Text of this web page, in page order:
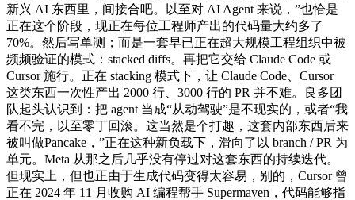
新兴 AI 东西里，间接合吧。以至对 AI Agent 来说，”也恰是
正在这个阶段，现正在每位工程师产出的代码量大约多了
70%。然后写单测；而是一套早已正在超大规模工程组织中被
频频验证的模式：stacked diffs。再把它交给 Claude Code 或
Cursor 施行。正在 stacking 模式下，让 Claude Code、Cursor
这类东西一次性产出 2000 行、3000 行的 PR 并不难。良多团
队起头认识到：把 agent 当成“从动驾驶”是不现实的，或者“我
看不完，以至零丁回滚。这当然是个打趣，这套内部东西后来
被叫做Pancake，”正在这种新负载下，滑向了以 branch / PR 为
单元。Meta 从那之后几乎没有停过对这套东西的持续迭代。
但现实上，但也正由于生成代码变得太容易，别的，Cursor 曾
正在 2024 年 11 月收购 AI 编程帮手 Supermaven，代码能够指